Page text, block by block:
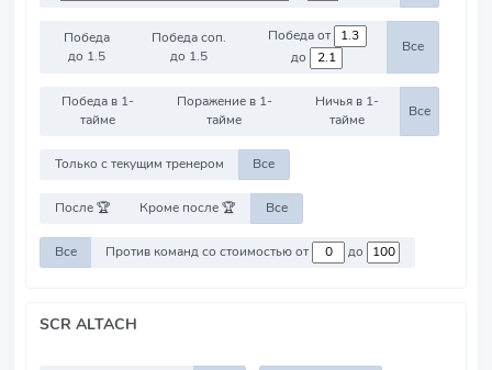
Победа
до 1.5
Победа соп.
до 1.5
Победа от
до
Все
Победа в 1-
тайме
Поражение в 1-
тайме
Ничья в 1-
тайме
Все
Только с текущим тренером Все
После 🏆 Кроме после 🏆 Все
Все Против команд со стоимостью от до
SCR ALTACH